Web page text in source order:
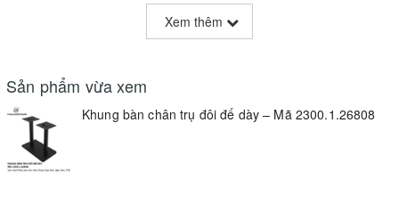
2300.1.26808được Vinahardware sản xuất với
thiết kế đế dày 20mm, chắc chắn và hiện đại. Kết hợp 2 trụ thép
định tuyệt đối cho các loại mặt bàn gỗ tự nhiên như gỗ me tây, gỗ
cao su, hoặc MDF.
Thông số kỹ thuật
Đế: 20mm dày, hình chữ nhật
Xem thêm
Sản phẩm vừa xem
Khung bàn chân trụ đôi đế dày – Mã 2300.1.26808